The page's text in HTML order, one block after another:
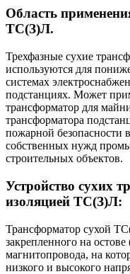
Область
ТС(З)Л.
Трехфазные сухие
используются для
системах
подстанциях. Может
трансформатор для
трансформатора
пожарной безопасности
собственных нужд
строительных объектов.
Устройство сухих
изоляцией ТС(З)Л:
Трансформатор сухой
закрепленного на
магнитопровода, на
низкого и высокого